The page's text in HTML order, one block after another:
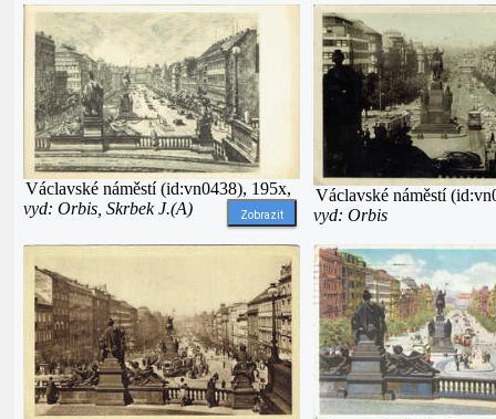
Václavské náměstí (id:vn0438), 195x,
vyd: Orbis, Skrbek J.(A)
Zobrazit
Václavské náměstí
vyd: Orbis